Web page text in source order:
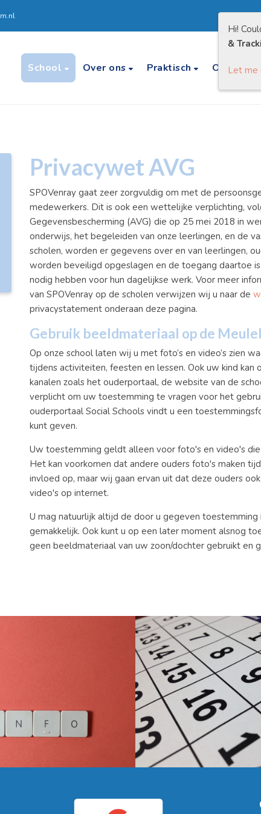
School Over ons Praktisch Ouders
Privacywet AVG
SPOVenray gaat zeer zorgvuldig om met de
medewerkers. Dit is ook een wettelijke verplichting,
Gegevensbescherming (AVG) die op 25 mei 2018 in
onderwijs, het begeleiden van onze leerlingen, en de
scholen, worden er gegevens over en van leerlingen,
worden beveiligd opgeslagen en de toegang daartoe
nodig hebben voor hun dagelijkse werk. Voor meer
van SPOVenray op de scholen verwijzen wij u naar de
privacystatement onderaan deze pagina.
Gebruik beeldmateriaal op de
Op onze school laten wij u met foto’s en video’s zien
tijdens activiteiten, feesten en lessen. Ook uw kind
kanalen zoals het ouderportaal, de website van de
verplicht om uw toestemming te vragen voor het
ouderportaal Social Schools vindt u een
kunt geven.
Uw toestemming geldt alleen voor foto's en video's
Het kan voorkomen dat andere ouders foto's maken
invloed op, maar wij gaan ervan uit dat deze ouders
video's op internet.
U mag natuurlijk altijd de door u gegeven
gemakkelijk. Ook kunt u op een later moment alsnog
geen beeldmateriaal van uw zoon/dochter gebruikt en
Hi!
&
Let me